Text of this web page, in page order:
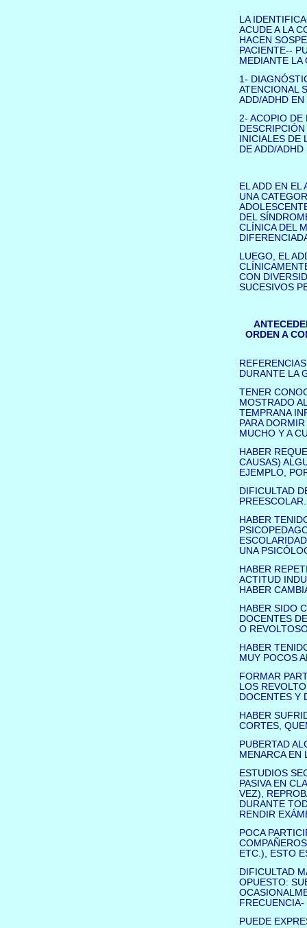
LA
ACUDE A LA
HACEN
PACIENTE--
MEDIANTE LA
1-
ATENCIONAL
ADD/ADHD EN
2- ACOPIO DE
INICIALES DE
DE ADD/
EL ADD EN EL
UNA
DEL
CLÍNICA DEL
LUEGO, EL
CON
SUCESIVOS
ORDEN A
DURANTE LA
TENER
MOSTRADO
TEMPRANA
PARA
MUCHO Y A
HABER
CAUSAS)
EJEMPLO,
DIFICULTAD
PREESCOLAR.
HABER
UNA
HABER
ACTITUD
HABER
HABER SIDO
DOCENTES
O
HABER
MUY POCOS
FORMAR
LOS
DOCENTES Y
HABER
CORTES,
PUBERTAD
MENARCA EN
ESTUDIOS
PASIVA EN
VEZ),
DURANTE
RENDIR
POCA
ETC.), ESTO
DIFICULTAD
OPUESTO:
PUEDE